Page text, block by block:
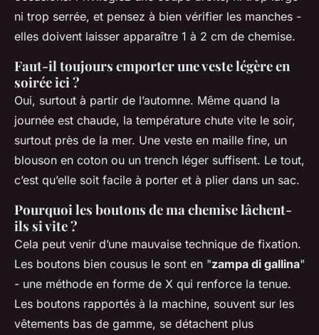
ni trop serrée, et pensez à bien vérifier les manches -
elles doivent laisser apparaître 1 à 2 cm de chemise.
Faut-il toujours emporter une veste légère en
soirée ici ?
Oui, surtout à partir de l’automne. Même quand la
journée est chaude, la température chute vite le soir,
surtout près de la mer. Une veste en maille fine, un
blouson en coton ou un trench léger suffisent. Le tout,
c’est qu’elle soit facile à porter et à plier dans un sac.
Pourquoi les boutons de ma chemise lâchent-
ils si vite ?
Cela peut venir d’une mauvaise technique de fixation.
Les boutons bien cousus le sont en "zampa di gallina"
- une méthode en forme de X qui renforce la tenue.
Les boutons rapportés à la machine, souvent sur les
vêtements bas de gamme, se détachent plus